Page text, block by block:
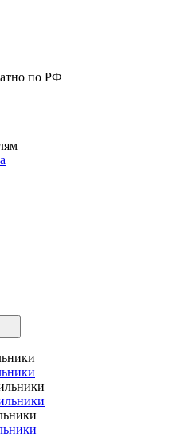
по РФ